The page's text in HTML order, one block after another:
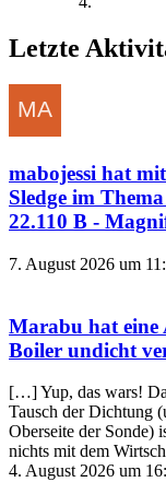
Letzte
mabojessi hat mit
Sledge im Thema
22.110 B -
7. August 2026 um
Marabu hat
Boiler undicht
[…] Yup, das wars!
Tausch der Dichtung
Oberseite der Sonde)
nichts mit dem
4. August 2026 um